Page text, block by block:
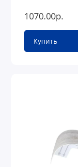
1070.00р.
Купить